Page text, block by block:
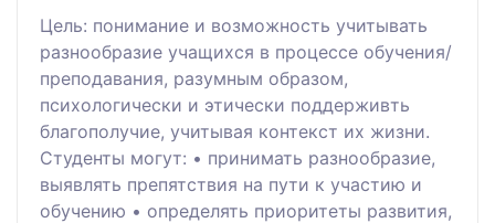
Цель: понимание и возможность учитывать
разнообразие учащихся в процессе обучения/
преподавания, разумным образом,
психологически и этически поддерживть
благополучие, учитывая контекст их жизни.
Студенты могут: • принимать разнообразие,
выявлять препятствия на пути к участию и
обучению • определять приоритеты развития,